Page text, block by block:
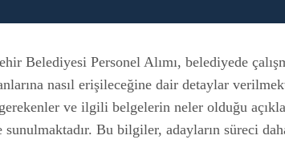
Belediyesi Personel Alımı, belediyede
nasıl erişileceğine dair detaylar
ve ilgili belgelerin neler olduğu
Bu bilgiler, adayların süreci